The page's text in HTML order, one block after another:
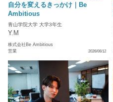
自分を変えるきっかけ｜Be
Ambitious
青山学院大学 大学3年生
Y.M
株式会社Be Ambitious
営業
2026/06/12